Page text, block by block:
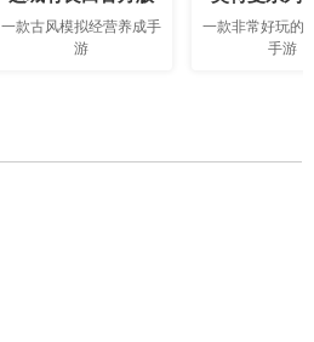
一款古风模拟经营养成手
游
一款非常好玩的
手游